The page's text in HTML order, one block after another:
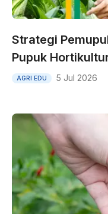
Strategi
Pupuk
AGRI EDU 5 Jul 2026